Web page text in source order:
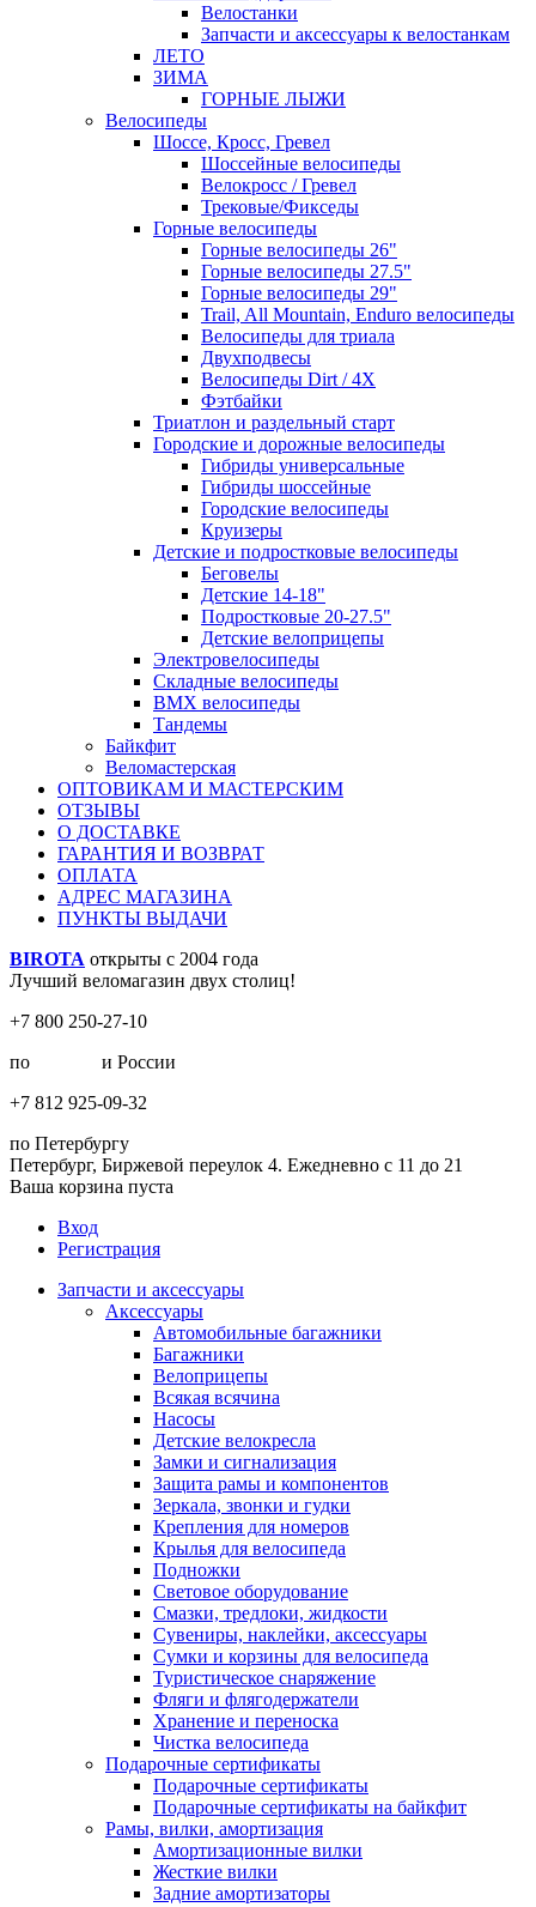
Велостанки
Запчасти и аксессуары к велостанкам
ЛЕТО
ЗИМА
ГОРНЫЕ ЛЫЖИ
Велосипеды
Шоссе, Кросс, Гревел
Шоссейные велосипеды
Велокросс / Гревел
Трековые/Фикседы
Горные велосипеды
Горные велосипеды 26"
Горные велосипеды 27.5"
Горные велосипеды 29"
Trail, All Mountain, Enduro велосипеды
Велосипеды для триала
Двухподвесы
Велосипеды Dirt / 4X
Фэтбайки
Триатлон и раздельный старт
Городские и дорожные велосипеды
Гибриды универсальные
Гибриды шоссейные
Городские велосипеды
Круизеры
Детские и подростковые велосипеды
Беговелы
Детские 14-18"
Подростковые 20-27.5"
Детские велоприцепы
Электровелосипеды
Складные велосипеды
BMX велосипеды
Тандемы
Байкфит
Веломастерская
ОПТОВИКАМ И МАСТЕРСКИМ
ОТЗЫВЫ
О ДОСТАВКЕ
ГАРАНТИЯ И ВОЗВРАТ
ОПЛАТА
АДРЕС МАГАЗИНА
ПУНКТЫ ВЫДАЧИ
BIROTA открыты с 2004 года
Лучший веломагазин двух столиц!
+7 800 250-27-10
по
и России
+7 812 925-09-32
по Петербургу
Петербург, Биржевой переулок 4. Ежедневно с 11 до 21
Ваша корзина пуста
Вход
Регистрация
Запчасти и аксессуары
Аксессуары
Автомобильные багажники
Багажники
Велоприцепы
Всякая всячина
Насосы
Детские велокресла
Замки и сигнализация
Защита рамы и компонентов
Зеркала, звонки и гудки
Крепления для номеров
Крылья для велосипеда
Подножки
Световое оборудование
Смазки, тредлоки, жидкости
Сувениры, наклейки, аксессуары
Сумки и корзины для велосипеда
Туристическое снаряжение
Фляги и флягодержатели
Хранение и переноска
Чистка велосипеда
Подарочные сертификаты
Подарочные сертификаты
Подарочные сертификаты на байкфит
Рамы, вилки, амортизация
Амортизационные вилки
Жесткие вилки
Задние амортизаторы